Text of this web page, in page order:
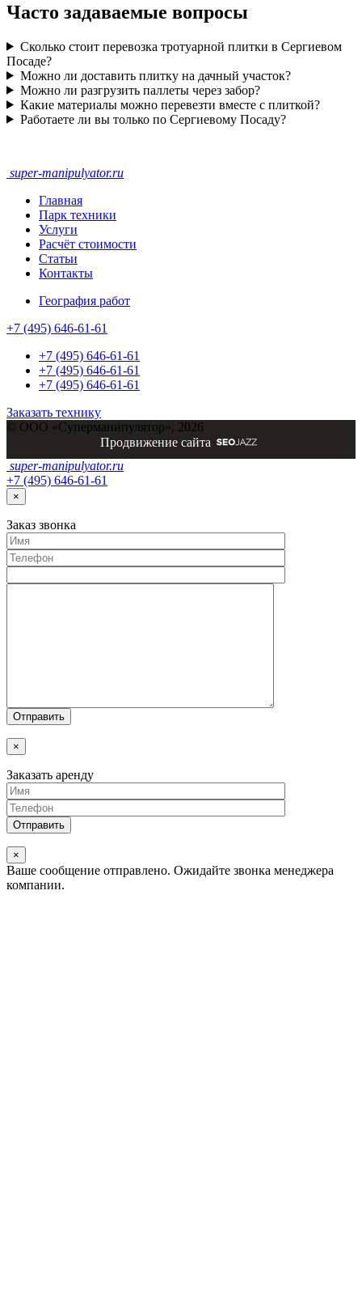
Часто задаваемые вопросы
Сколько стоит перевозка тротуарной плитки в Сергиевом
Посаде?
Можно ли доставить плитку на дачный участок?
Можно ли разгрузить паллеты через забор?
Какие материалы можно перевезти вместе с плиткой?
Работаете ли вы только по Сергиевому Посаду?
super-manipulyator.ru
Главная
Парк техники
Услуги
Расчёт стоимости
Статьи
Контакты
География работ
+7 (495) 646-61-61
+7 (495) 646-61-61
+7 (495) 646-61-61
+7 (495) 646-61-61
Заказать технику
© ООО «Суперманипулятор», 2026
Продвижение сайта
super-manipulyator.ru
+7 (495) 646-61-61
×
Заказ звонка
×
Заказать аренду
×
Ваше сообщение отправлено. Ожидайте звонка менеджера
компании.